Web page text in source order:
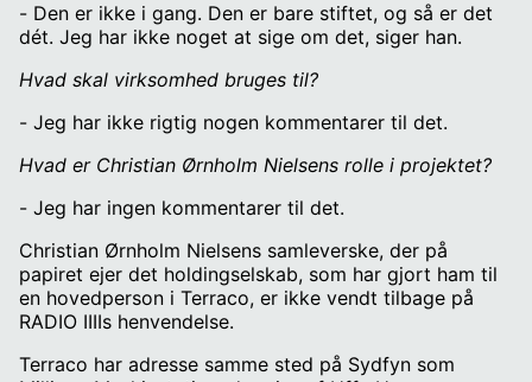
- Den er ikke i gang. Den er bare stiftet, og så er det
dét. Jeg har ikke noget at sige om det, siger han.
Hvad skal virksomhed bruges til?
- Jeg har ikke rigtig nogen kommentarer til det.
Hvad er Christian Ørnholm Nielsens rolle i projektet?
- Jeg har ingen kommentarer til det.
Christian Ørnholm Nielsens samleverske, der på
papiret ejer det holdingselskab, som har gjort ham til
en hovedperson i Terraco, er ikke vendt tilbage på
RADIO IIIIs henvendelse.
Terraco har adresse samme sted på Sydfyn som